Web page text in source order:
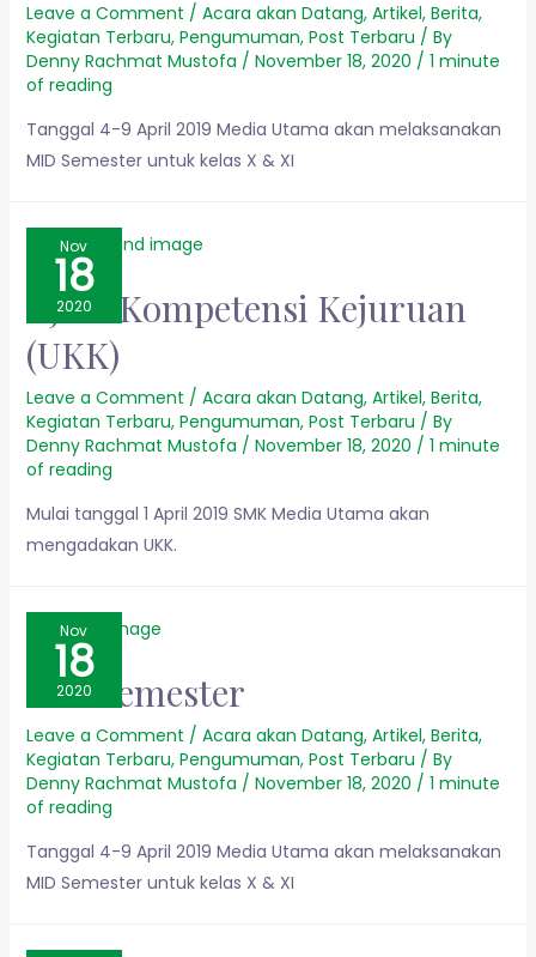
Leave a Comment / Acara akan Datang, Artikel, Berita,
Kegiatan Terbaru, Pengumuman, Post Terbaru / By
Denny Rachmat Mustofa / November 18, 2020 / 1 minute
of reading
Tanggal 4-9 April 2019 Media Utama akan melaksanakan
MID Semester untuk kelas X & XI
Nov
18
2020
Ujian Kompetensi Kejuruan
(UKK)
Leave a Comment / Acara akan Datang, Artikel, Berita,
Kegiatan Terbaru, Pengumuman, Post Terbaru / By
Denny Rachmat Mustofa / November 18, 2020 / 1 minute
of reading
Mulai tanggal 1 April 2019 SMK Media Utama akan
mengadakan UKK.
Nov
18
2020
Mid Semester
Leave a Comment / Acara akan Datang, Artikel, Berita,
Kegiatan Terbaru, Pengumuman, Post Terbaru / By
Denny Rachmat Mustofa / November 18, 2020 / 1 minute
of reading
Tanggal 4-9 April 2019 Media Utama akan melaksanakan
MID Semester untuk kelas X & XI